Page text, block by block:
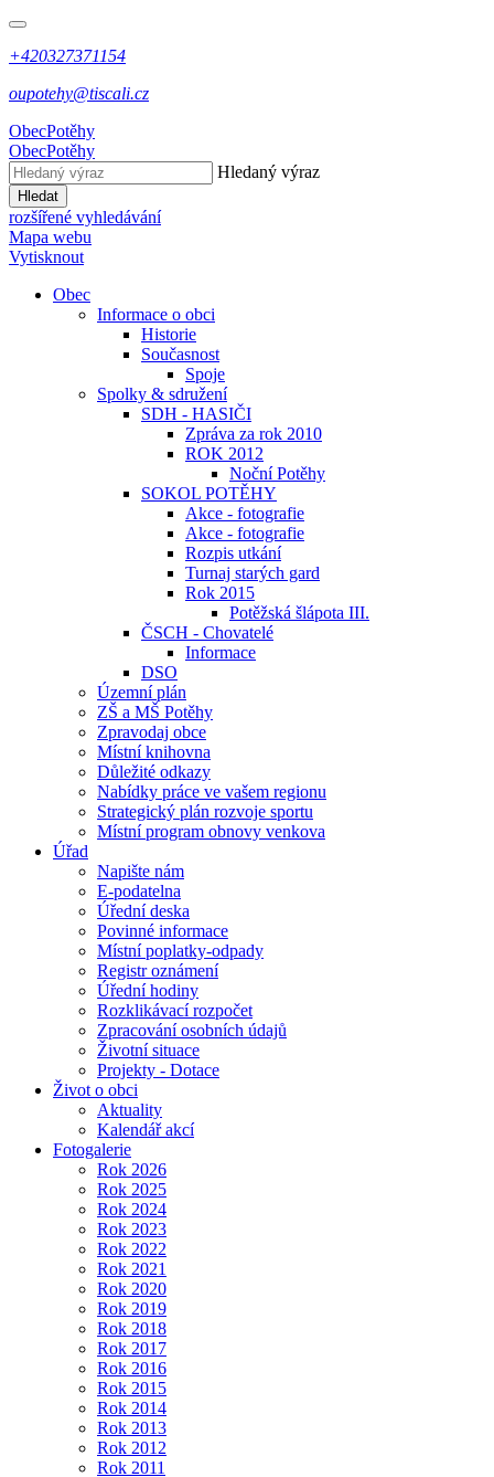
+420327371154
oupotehy@tiscali.cz
ObecPotěhy
ObecPotěhy
Hledaný výraz
Hledat
rozšířené vyhledávání
Mapa webu
Vytisknout
Obec
Informace o obci
Historie
Současnost
Spoje
Spolky & sdružení
SDH - HASIČI
Zpráva za rok 2010
ROK 2012
Noční Potěhy
SOKOL POTĚHY
Akce - fotografie
Akce - fotografie
Rozpis utkání
Turnaj starých gard
Rok 2015
Potěžská šlápota III.
ČSCH - Chovatelé
Informace
DSO
Územní plán
ZŠ a MŠ Potěhy
Zpravodaj obce
Místní knihovna
Důležité odkazy
Nabídky práce ve vašem regionu
Strategický plán rozvoje sportu
Místní program obnovy venkova
Úřad
Napište nám
E-podatelna
Úřední deska
Povinné informace
Místní poplatky-odpady
Registr oznámení
Úřední hodiny
Rozklikávací rozpočet
Zpracování osobních údajů
Životní situace
Projekty - Dotace
Život o obci
Aktuality
Kalendář akcí
Fotogalerie
Rok 2026
Rok 2025
Rok 2024
Rok 2023
Rok 2022
Rok 2021
Rok 2020
Rok 2019
Rok 2018
Rok 2017
Rok 2016
Rok 2015
Rok 2014
Rok 2013
Rok 2012
Rok 2011